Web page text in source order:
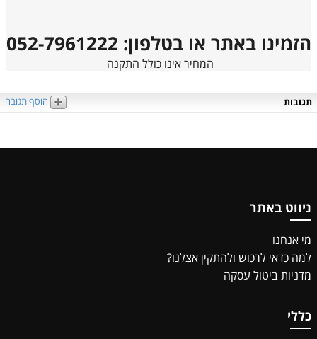
הזמינו באתר או בטלפון: 052-7961222
המחיר אינו כולל התקנה
תגובות הוסף תגובה
ניווט באתר
מי אנחנו
למה כדאי לרכוש ולהתקין אצלנו?
מדניות ביטול עסקה
כללי